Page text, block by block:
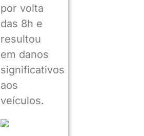
por volta
das 8h e
resultou
em danos
significativos
aos
veículos.